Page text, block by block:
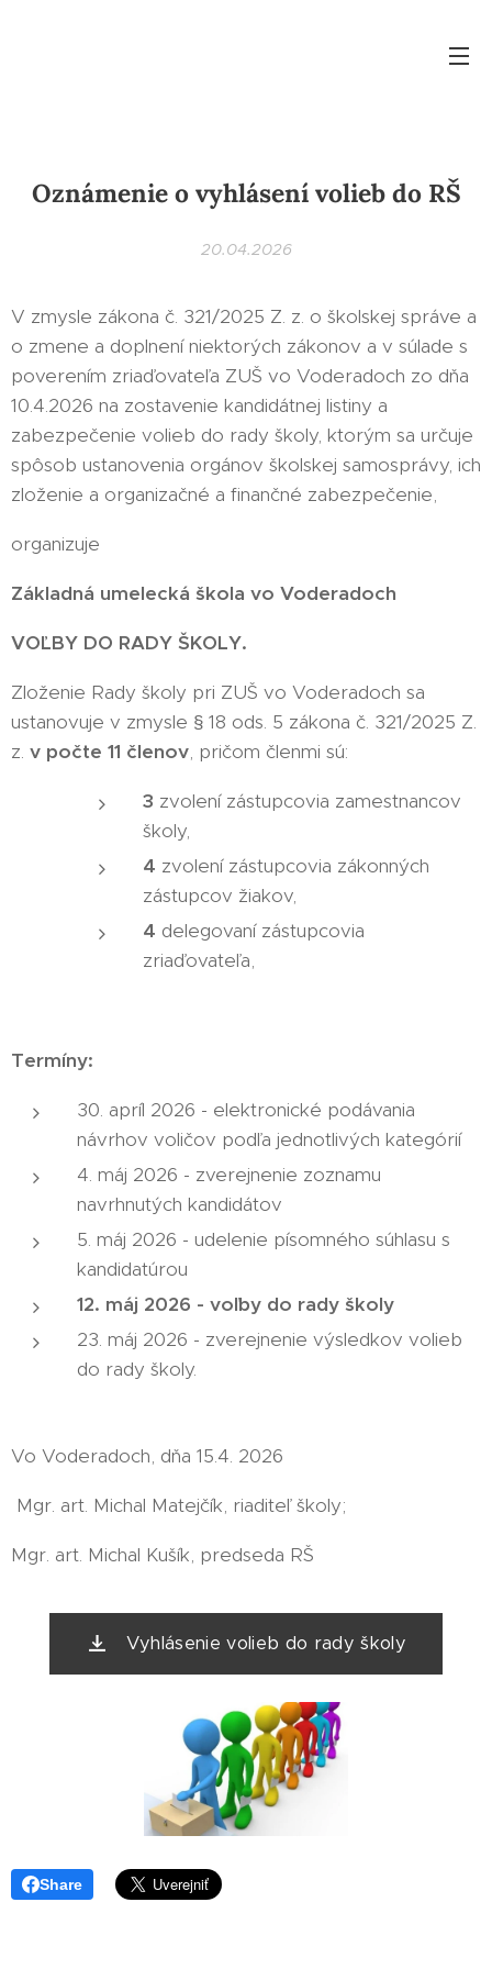
Oznámenie o vyhlásení volieb do RŠ
20.04.2026
V zmysle zákona č. 321/2025 Z. z. o školskej správe a
o zmene a doplnení niektorých zákonov a v súlade s
poverením zriaďovateľa ZUŠ vo Voderadoch zo dňa
10.4.2026 na zostavenie kandidátnej listiny a
zabezpečenie volieb do rady školy, ktorým sa určuje
spôsob ustanovenia orgánov školskej samosprávy, ich
zloženie a organizačné a finančné zabezpečenie,
organizuje
Základná umelecká škola vo Voderadoch
VOĽBY DO RADY ŠKOLY.
Zloženie Rady školy pri ZUŠ vo Voderadoch sa
ustanovuje v zmysle § 18 ods. 5 zákona č. 321/2025 Z.
z. v počte 11 členov, pričom členmi sú:
3 zvolení zástupcovia zamestnancov
školy,
4 zvolení zástupcovia zákonných
zástupcov žiakov,
4 delegovaní zástupcovia
zriaďovateľa,
Termíny:
30. apríl 2026 - elektronické podávania
návrhov voličov podľa jednotlivých kategórií
4. máj 2026 - zverejnenie zoznamu
navrhnutých kandidátov
5. máj 2026 - udelenie písomného súhlasu s
kandidatúrou
12. máj 2026 - voľby do rady školy
23. máj 2026 - zverejnenie výsledkov volieb
do rady školy.
Vo Voderadoch, dňa 15.4. 2026
Mgr. art. Michal Matejčík, riaditeľ školy;
Mgr. art. Michal Kušík, predseda RŠ
Vyhlásenie volieb do rady školy
Share